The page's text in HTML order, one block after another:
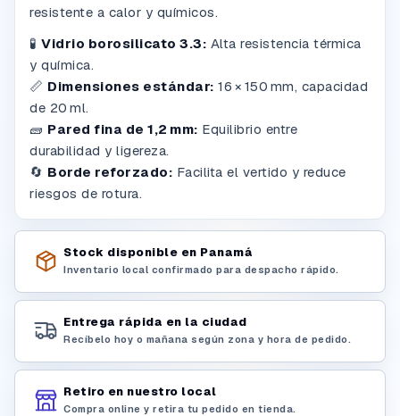
resistente a calor y químicos.
🧪 Vidrio borosilicato 3.3: Alta resistencia térmica
y química.
📏 Dimensiones estándar: 16 × 150 mm, capacidad
de 20 ml.
🧱 Pared fina de 1,2 mm: Equilibrio entre
durabilidad y ligereza.
🔄 Borde reforzado: Facilita el vertido y reduce
riesgos de rotura.
Stock disponible en Panamá
Inventario local confirmado para despacho rápido.
Entrega rápida en la ciudad
Recíbelo hoy o mañana según zona y hora de pedido.
Retiro en nuestro local
Compra online y retira tu pedido en tienda.